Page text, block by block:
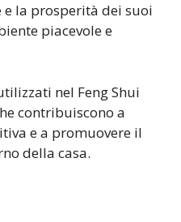
la prosperità dei suoi
piacevole e
nel Feng Shui
contribuiscono a
e a promuovere il
della casa.